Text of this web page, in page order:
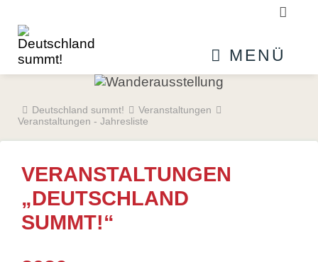
MENÜ
Deutschland summt!
Veranstaltungen
Veranstaltungen - Jahresliste
VERANSTALTUNGEN
„DEUTSCHLAND
SUMMT!“